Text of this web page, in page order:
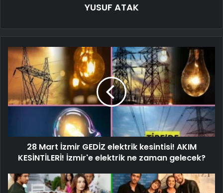
YUSUF ATAK
28 Mart İzmir GEDİZ elektrik kesintisi! AKIM
KESİNTİLERİ! İzmir'e elektrik ne zaman gelecek?